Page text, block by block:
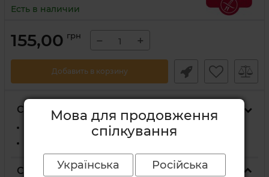
Есть в наличии
155,00 грн − +
Добавить в корзину
Способы доставки
На отделение Новой Почты
Способы оплаты
Мова для продовження
спілкування
Українська Російська